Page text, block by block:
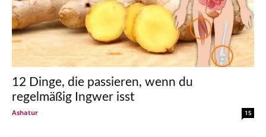
12 Dinge, die passieren, wenn du
regelmäßig Ingwer isst
Ashatur - 15